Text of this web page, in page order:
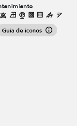
Guía de iconos